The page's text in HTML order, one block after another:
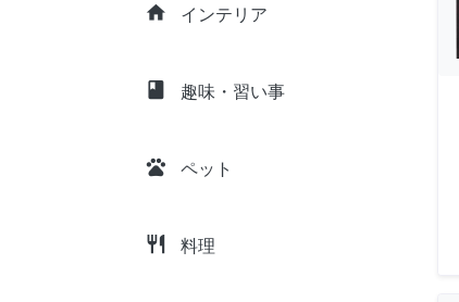
home インテリア
class 趣味・習い事
pets ペット
restaurant 料理